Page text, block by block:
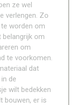
ze wel
verlengen. Zo
worden om
om
om
te voorkomen.
dat
de
wilt bedekken
bouwen, er is